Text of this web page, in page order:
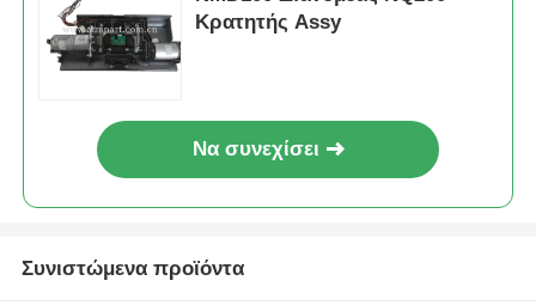
Κρατητής Assy
Να συνεχίσει
Συνιστώμενα προϊόντα